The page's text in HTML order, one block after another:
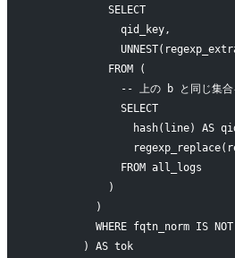
            SELECT
              qid_key,
            FROM (
-- 上の b と同じ集合
              SELECT
hash(line) AS
              FROM all_logs
            )
          )
WHERE fqtn_norm IS NOT
        ) AS tok